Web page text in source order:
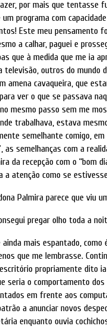
por mais que tentasse
programa com
Este meu pensamento
a calhar, paguei e
que à medida que me ia
televisão, outros do
amena cavaqueira, que
ver o que se passava
mesmo passo sem me
trabalhava, estava
semelhante comigo,
as semelhanças com a
da recepção com o “bom
atenção como se
Palmira parece que viu
pregar olho toda a
mais espantado, como
que me lembrasse.
propriamente dito
seria o comportamento
em frente aos
a anunciar novos
enquanto ouvia